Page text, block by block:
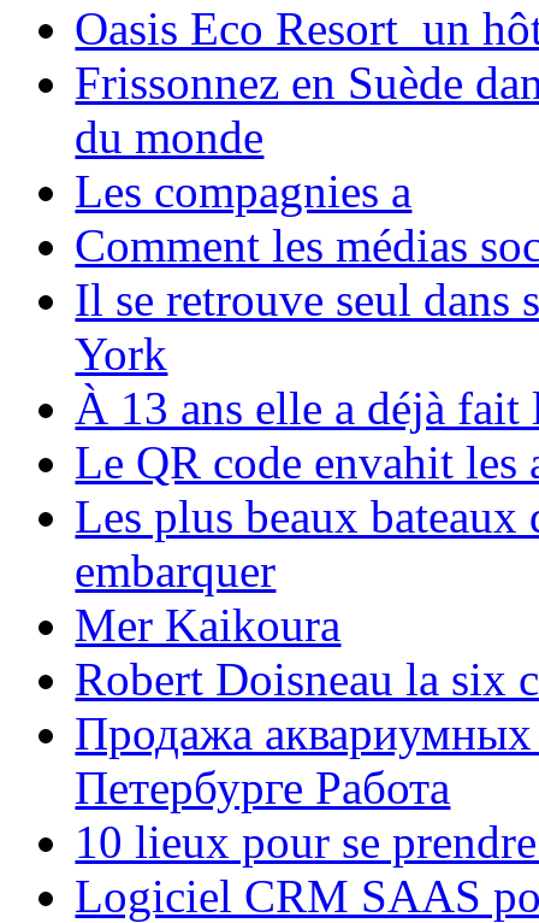
Oasis Eco Resort un
Frissonnez en Suède
du monde
Les compagnies a
Comment les médias
Il se retrouve seul dans
York
À 13 ans elle a déjà
Le QR code envahit les
Les plus beaux bateaux
embarquer
Mer Kaikoura
Robert Doisneau la six
Продажа аквариумных
Петербурге Работа
10 lieux pour se
Logiciel CRM SAAS